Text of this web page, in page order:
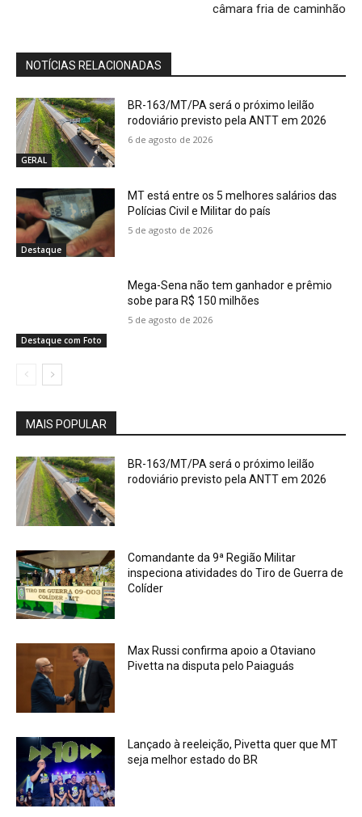
câmara fria de caminhão
NOTÍCIAS RELACIONADAS
GERAL
BR-163/MT/PA será o próximo leilão
rodoviário previsto pela ANTT em 2026
6 de agosto de 2026
Destaque
MT está entre os 5 melhores salários das
Polícias Civil e Militar do país
5 de agosto de 2026
Destaque com Foto
Mega-Sena não tem ganhador e prêmio
sobe para R$ 150 milhões
5 de agosto de 2026
MAIS POPULAR
BR-163/MT/PA será o próximo leilão
rodoviário previsto pela ANTT em 2026
Comandante da 9ª Região Militar
inspeciona atividades do Tiro de Guerra de
Colíder
Max Russi confirma apoio a Otaviano
Pivetta na disputa pelo Paiaguás
Lançado à reeleição, Pivetta quer que MT
seja melhor estado do BR